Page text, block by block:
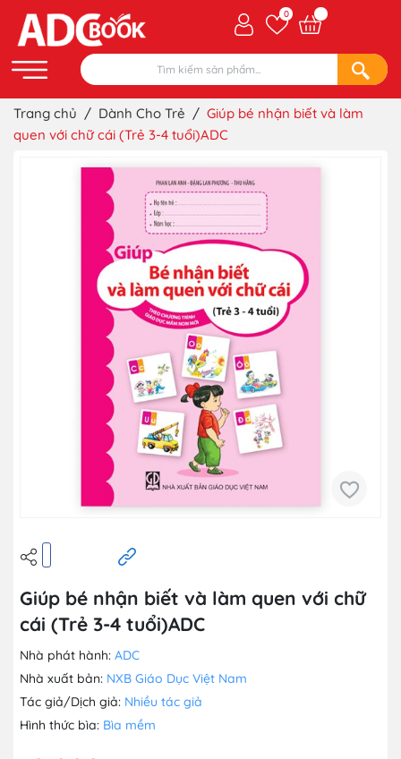
0
Trang chủ / Dành Cho Trẻ / Giúp bé nhận biết và làm
quen với chữ cái (Trẻ 3-4 tuổi)ADC
Giúp bé nhận biết và làm quen với chữ
cái (Trẻ 3-4 tuổi)ADC
Nhà phát hành: ADC
Nhà xuất bản: NXB Giáo Dục Việt Nam
Tác giả/Dịch giả: Nhiều tác giả
Hình thức bìa: Bìa mềm